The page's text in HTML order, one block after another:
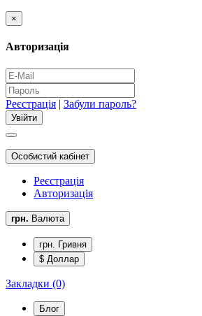
×
Авторизація
Реєстрація | Забули пароль?
Особистий кабінет
Реєстрація
Авторизація
грн. Валюта
грн. Гривня
$ Доллар
Закладки (0)
Блог